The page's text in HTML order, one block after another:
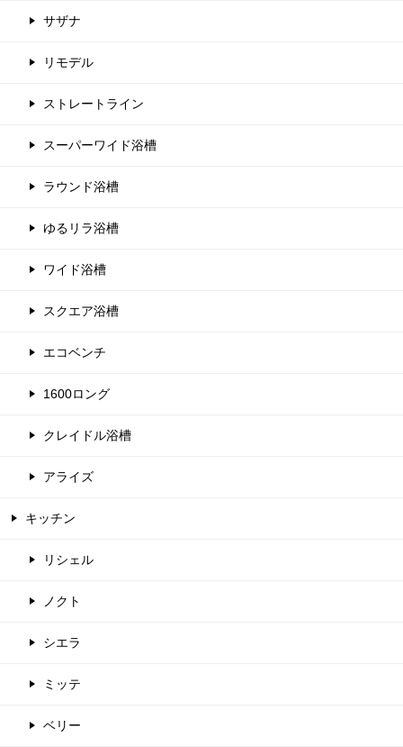
サザナ
リモデル
ストレートライン
スーパーワイド浴槽
ラウンド浴槽
ゆるリラ浴槽
ワイド浴槽
スクエア浴槽
エコベンチ
1600ロング
クレイドル浴槽
アライズ
キッチン
リシェル
ノクト
シエラ
ミッテ
ベリー